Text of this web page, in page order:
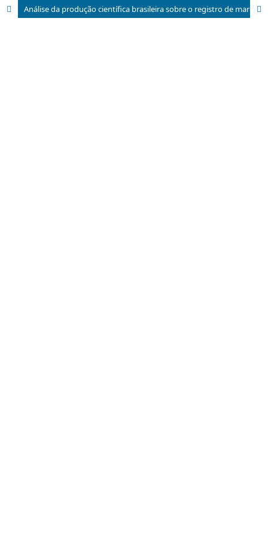
Análise da produção científica brasileira sobre o registro de marcas